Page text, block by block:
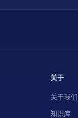
关于
关于我们
知识库